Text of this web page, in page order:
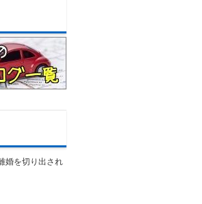
婚を切り出され